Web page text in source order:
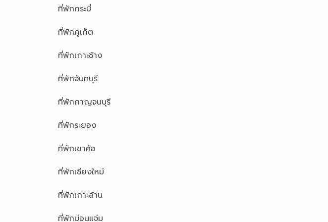
ที่พักกระบี่
ที่พักภูเก็ต
ที่พักเกาะช้าง
ที่พักจันทบุรี
ที่พักกาญจนบุรี
ที่พักระยอง
ที่พักเขาค้อ
ที่พักเชียงใหม่
ที่พักเกาะล้าน
ที่พักม่อนแจ่ม